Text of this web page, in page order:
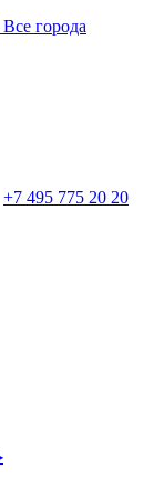
Все города
+7 495 775 20 20